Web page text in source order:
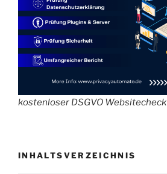
kostenloser DSGVO Websitecheck
INHALTSVERZEICHNIS